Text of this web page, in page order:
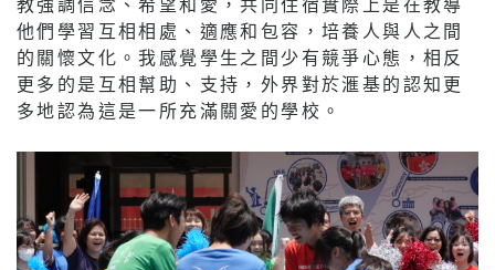
他們學習互相相處、適應和包容，培養人與人之間
的關懷文化。我感覺學生之間少有競爭心態，相反
更多的是互相幫助、支持，外界對於滙基的認知更
多地認為這是一所充滿關愛的學校。